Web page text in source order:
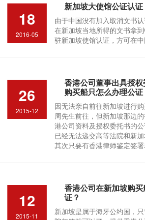
18
2016-05
新加坡大使馆公证认证
由于中国没有加入取消文书
在新加坡当地所得的文书拿
驻新加坡使馆认证，方可在中
26
2015-12
香港公司董事出具授
购买船只怎么办理公证
因无法亲自前往新加坡进行
周先生前往，但新加坡那边
港公司资料及授权委托书的
已经无法递交高等法院和新
其次只要有香港律师鉴定签署
12
2015-11
香港公司在新加坡购
证？
新加坡是属于海牙公约国，